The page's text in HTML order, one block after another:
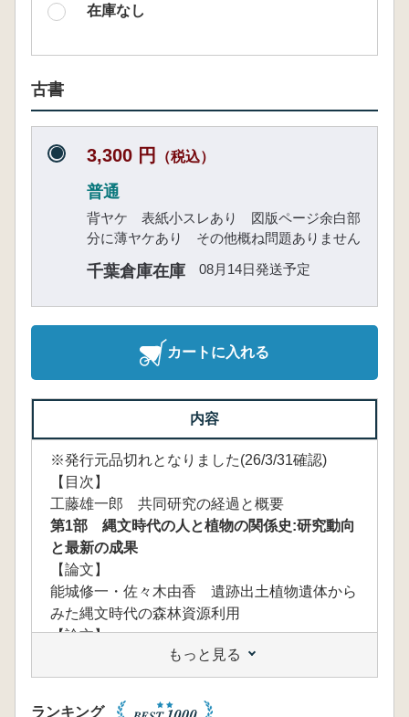
在庫なし
古書
3,300 円 （税込）
普通
背ヤケ 表紙小スレあり 図版ページ余白部
分に薄ヤケあり その他概ね問題ありません
千葉倉庫在庫 08月14日発送予定
カートに入れる
内容
※発行元品切れとなりました(26/3/31確認)
【目次】
工藤雄一郎 共同研究の経過と概要
第1部 縄文時代の人と植物の関係史:研究動向
と最新の成果
【論文】
能城修一・佐々木由香 遺跡出土植物遺体から
みた縄文時代の森林資源利用
【論文】
鈴木三男・能城修一・田中孝尚・小林和貴・王
勇・劉建全・鄭雲飛 縄文時代のウルシとその
もっと見る
ランキング